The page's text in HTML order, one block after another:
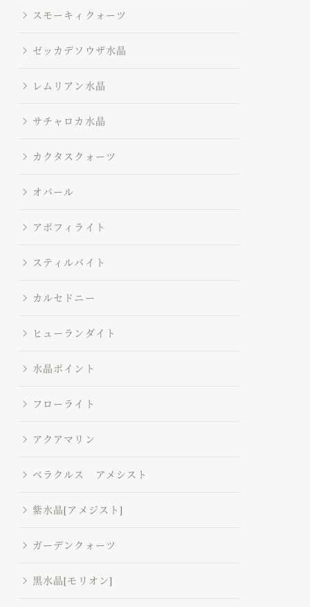
スモーキィクォーツ
ゼッカデソウザ水晶
レムリアン水晶
サチャロカ水晶
カクタスクォーツ
オパール
アポフィライト
スティルバイト
カルセドニー
ヒューランダイト
水晶ポイント
フローライト
アクアマリン
ベラクルス アメシスト
紫水晶[アメジスト]
ガーデンクォーツ
黒水晶[モリオン]